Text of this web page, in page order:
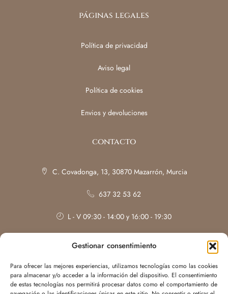
Gestionar consentimiento
Para ofrecer las mejores experiencias, utilizamos tecnologías como las cookies
para almacenar y/o acceder a la información del dispositivo. El consentimiento
de estas tecnologías nos permitirá procesar datos como el comportamiento de
páginas legales
Política de privacidad
Aviso legal
Política de cookies
Envios y devoluciones
contacto
C. Covadonga, 13, 30870 Mazarrón, Murcia
637 32 53 62
L - V 09:30 - 14:00 y 16:00 - 19:30